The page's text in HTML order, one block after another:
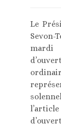
Le
Sevon-
mardi